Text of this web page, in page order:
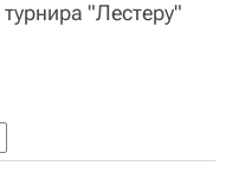
"Лестеру"